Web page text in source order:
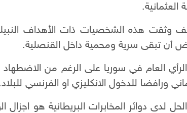
العثمانية.
وثقت هذه الشخصيات ذات الأهداف
أن تبقى سرية ومحمية داخل القنصلية.
العام في سوريا على الرغم من
ورافضا للدخول الانكليزي او الفرنسي
لدى دوائر المخابرات البريطانية هو